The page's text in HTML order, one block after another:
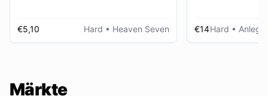
€5,10 Hard • Heaven Seven €14Hard •
Märkte